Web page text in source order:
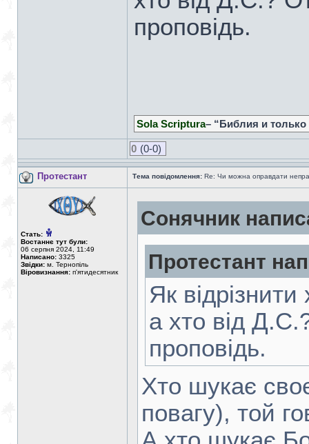
проповідь.
Sola Scriptura– “Библия и
0 (0-0)
Протестант Тема повідомлення: Re: Чи можна оправдати
Стать:
Востаннє тут були:
06 серпня 2024, 11:49
Написано: 3325
Звідки: м. Тернопіль
Віровизнання: п'ятидесятник
Сонячник
Протестант
Як
а хто від
проповідь.
Хто шукає
повагу), той